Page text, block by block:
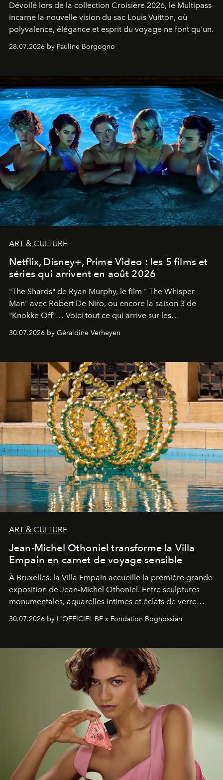
Dévoilé lors de la collection Croisière 2026, le Multipass
incarne la nouvelle vision du sac Louis Vuitton, où
polyvalence, élégance et esprit du voyage ne font qu'un.
28.07.2026 by Pauline Borgogno
ART & CULTURE
Netflix, Disney+, Prime Video : les 5 films et
séries qui arrivent en août 2026
"The Shards" de Ryan Murphy, le film " The Whisper
Man" avec Robert De Niro, ou encore la saison 3 de
"Knokke Off"… Voici tout ce qui arrive sur les
plateformes de streaming en août 2026.
30.07.2026 by Géraldine Verheyen
ART & CULTURE
Jean-Michel Othoniel transforme la Villa
Empain en carnet de voyage sensible
À Bruxelles, la Villa Empain accueille la première grande
exposition de Jean-Michel Othoniel. Entre sculptures
monumentales, aquarelles intimes et éclats de verre
soufflé, l’artiste français compose un itinéraire
émotionnel où chaque œuvre devient le souvenir
émerveillement.
30.07.2026 by L'OFFICIEL BE x Fondation Boghossian